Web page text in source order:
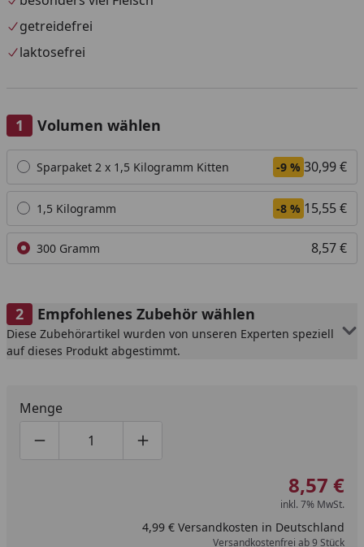
getreidefrei
laktosefrei
Volumen wählen
Alle anzeigen (3)
Sparpaket 2 x 1,5 Kilogramm Kitten -9 % 30,99 €
1,5 Kilogramm -8 % 15,55 €
300 Gramm 8,57 €
Empfohlenes Zubehör wählen
Diese Zubehörartikel wurden von unseren Experten speziell
auf dieses Produkt abgestimmt.
Menge
Produktmenge um eins verringern
Produktmenge manuell eingeben
Produktmenge um eins erhöhen
8,57 €
inkl. 7% MwSt.
4,99 € Versandkosten in Deutschland
Versandkostenfrei ab 9 Stück